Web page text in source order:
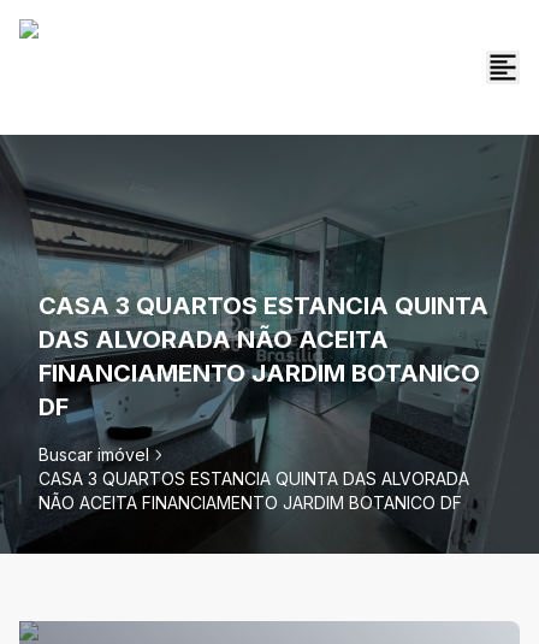
CASA 3 QUARTOS ESTANCIA QUINTA
DAS ALVORADA NÃO ACEITA
FINANCIAMENTO JARDIM BOTANICO
DF
Buscar imóvel
CASA 3 QUARTOS ESTANCIA QUINTA DAS ALVORADA
NÃO ACEITA FINANCIAMENTO JARDIM BOTANICO DF